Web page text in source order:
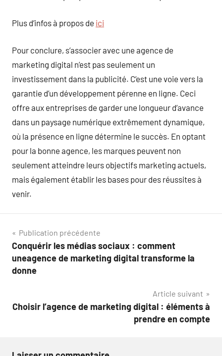
Plus d’infos à propos de ici
Pour conclure, s’associer avec une agence de
marketing digital n’est pas seulement un
investissement dans la publicité. C’est une voie vers la
garantie d’un développement pérenne en ligne. Ceci
offre aux entreprises de garder une longueur d’avance
dans un paysage numérique extrêmement dynamique,
où la présence en ligne détermine le succès. En optant
pour la bonne agence, les marques peuvent non
seulement atteindre leurs objectifs marketing actuels,
mais également établir les bases pour des réussites à
venir.
Navigation
de
l’article
Publication précédente
Conquérir les médias sociaux : comment
uneagence de marketing digital transforme la
donne
Article suivant
Choisir l’agence de marketing digital : éléments à
prendre en compte